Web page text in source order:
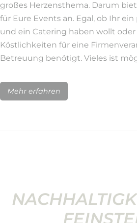
großes Herzensthema. Darum
für Eure Events an. Egal, ob Ihr
und ein Catering haben wollt
Köstlichkeiten für eine
Betreuung benötigt. Vieles ist
Mehr erfahren